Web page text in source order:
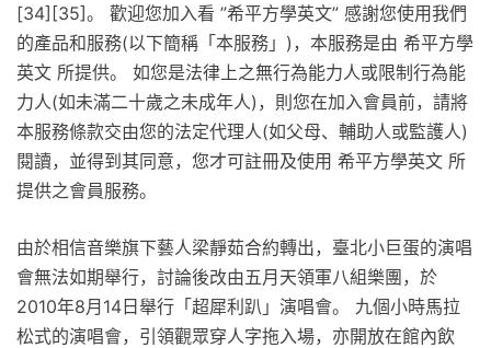
[34][35]。 歡迎您加入看 ”希平方學英文” 感謝您使用我們
的產品和服務(以下簡稱「本服務」)，本服務是由 希平方學
英文 所提供。 如您是法律上之無行為能力人或限制行為能
力人(如未滿二十歲之未成年人)，則您在加入會員前，請將
本服務條款交由您的法定代理人(如父母、輔助人或監護人)
閱讀，並得到其同意，您才可註冊及使用 希平方學英文 所
提供之會員服務。
由於相信音樂旗下藝人梁靜茹合約轉出，臺北小巨蛋的演唱
會無法如期舉行，討論後改由五月天領軍八組樂團，於
2010年8月14日舉行「超犀利趴」演唱會。 九個小時馬拉
松式的演唱會，引領觀眾穿人字拖入場，亦開放在館內飲